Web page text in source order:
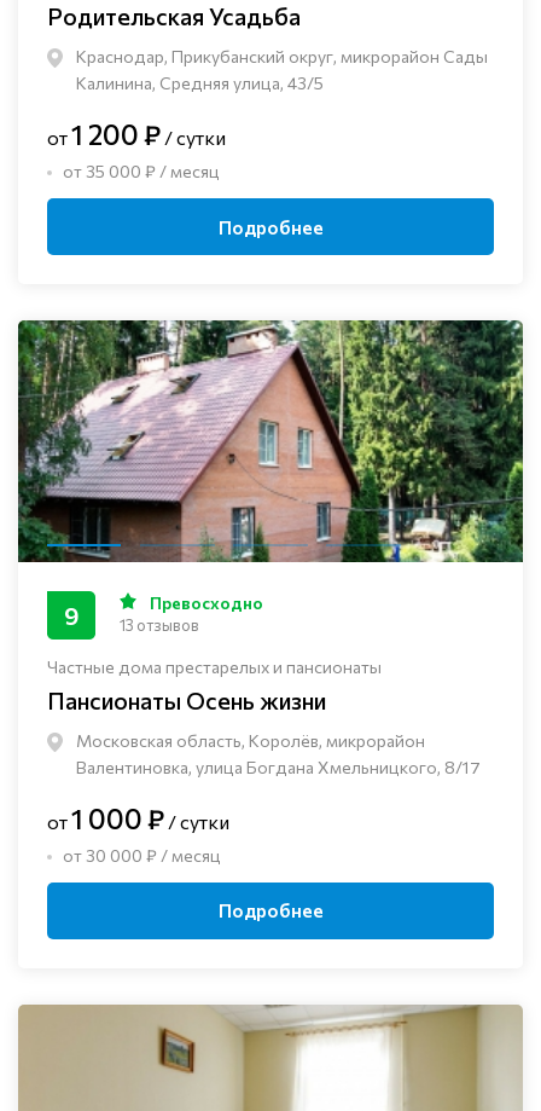
Родительская Усадьба
Краснодар, Прикубанский округ, микрорайон Сады
Калинина, Средняя улица, 43/5
от1 200 ₽ / сутки
от 35 000 ₽ / месяц
Подробнее
Частные дома престарелых и пансионаты
Пансионаты Осень жизни
Московская область, Королёв, микрорайон
Валентиновка, улица Богдана Хмельницкого, 8/17
9 Превосходно
13 отзывов
от1 000 ₽ / сутки
от 30 000 ₽ / месяц
Подробнее